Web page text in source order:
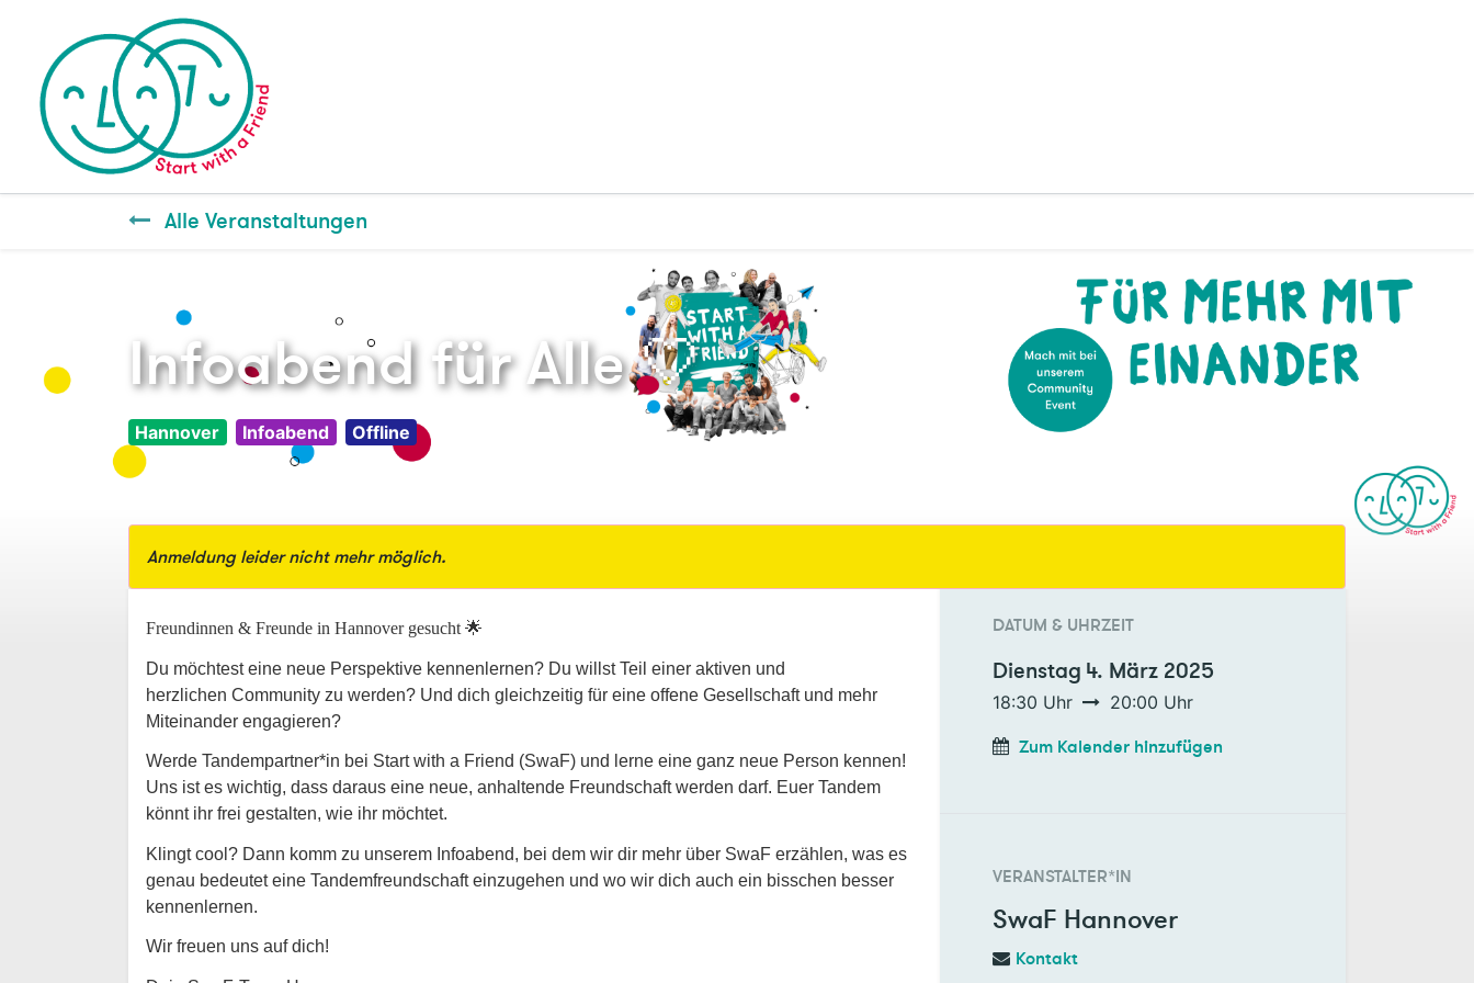
Alle Veranstaltungen
Infoabend für Alle 🤍
Hannover Infoabend Offline
Anmeldung leider nicht mehr möglich.
Freundinnen & Freunde in Hannover gesucht 🌟
Du möchtest eine neue Perspektive kennenlernen? Du willst Teil einer aktiven und
herzlichen Community zu werden? Und dich gleichzeitig für eine offene Gesellschaft und mehr
Miteinander engagieren?
Werde Tandempartner*in bei Start with a Friend (SwaF) und lerne eine ganz neue Person kennen!
Uns ist es wichtig, dass daraus eine neue, anhaltende Freundschaft werden darf. Euer Tandem
könnt ihr frei gestalten, wie ihr möchtet.
Klingt cool? Dann komm zu unserem Infoabend, bei dem wir dir mehr über SwaF erzählen, was es
genau bedeutet eine Tandemfreundschaft einzugehen und wo wir dich auch ein bisschen besser
kennenlernen.
Wir freuen uns auf dich!
DATUM & UHRZEIT
Dienstag 4. März 2025
18:30 Uhr 20:00 Uhr
Zum Kalender hinzufügen
VERANSTALTER*IN
SwaF Hannover
Kontakt